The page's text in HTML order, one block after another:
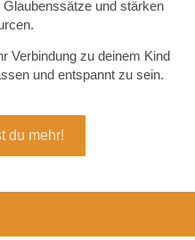
Glaubenssätze und stärken
Verbindung zu deinem Kind
und entspannt zu sein.
du mehr!